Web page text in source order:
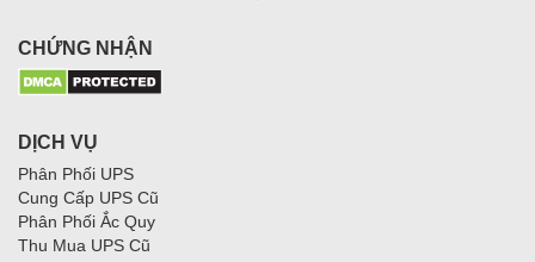
CHỨNG NHẬN
DỊCH VỤ
Phân Phối UPS
Cung Cấp UPS Cũ
Phân Phối Ắc Quy
Thu Mua UPS Cũ